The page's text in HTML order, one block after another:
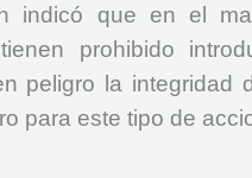
indicó que en el
tienen prohibido
peligro la integridad
para este tipo de